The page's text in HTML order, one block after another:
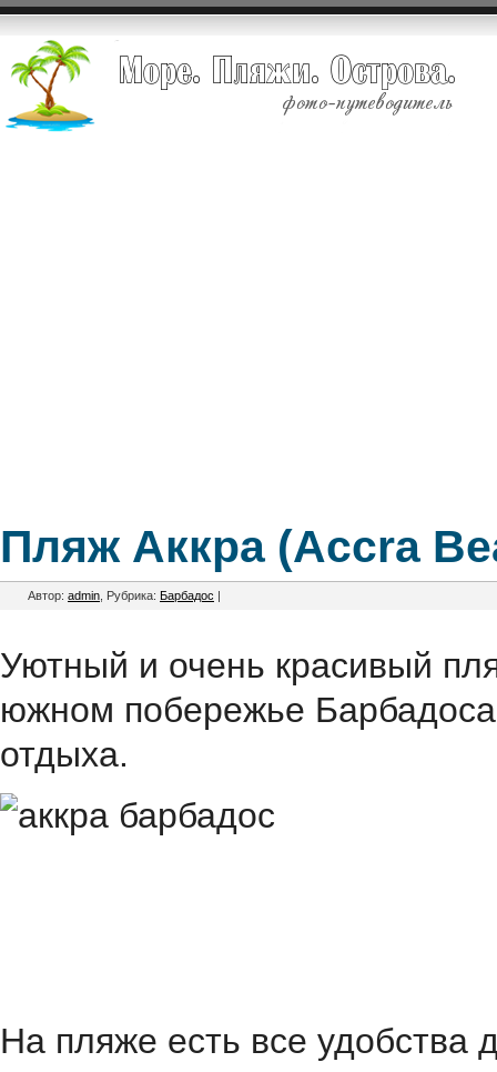
Пляж Аккра (Accra
Автор: admin , Рубрика: Барбадос |
Уютный и очень красивый
южном побережье
отдыха.
На пляже есть все